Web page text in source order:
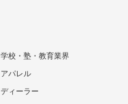
学校・塾・教育業界
アパレル
ディーラー